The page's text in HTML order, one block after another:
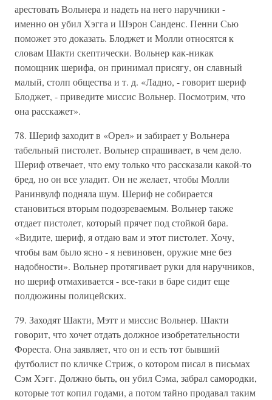
арестовать Вольнера и надеть на него наручники -
именно он убил Хэгга и Шэрон Санденс. Пенни Сью
поможет это доказать. Блоджет и Молли относятся к
словам Шакти скептически. Вольнер как-никак
помощник шерифа, он принимал присягу, он славный
малый, столп общества и т. д. «Ладно, - говорит шериф
Блоджет, - приведите миссис Вольнер. Посмотрим, что
она расскажет».
78. Шериф заходит в «Орел» и забирает у Вольнера
табельный пистолет. Вольнер спрашивает, в чем дело.
Шериф отвечает, что ему только что рассказали какой-то
бред, но он все уладит. Он не желает, чтобы Молли
Ранинвулф подняла шум. Шериф не собирается
становиться вторым подозреваемым. Вольнер также
отдает пистолет, который прячет под стойкой бара.
«Видите, шериф, я отдаю вам и этот пистолет. Хочу,
чтобы вам было ясно - я невиновен, оружие мне без
надобности». Вольнер протягивает руки для наручников,
но шериф отмахивается - все-таки в баре сидит еще
полдюжины полицейских.
79. Заходят Шакти, Мэтт и миссис Вольнер. Шакти
говорит, что хочет отдать должное изобретательности
Фореста. Она заявляет, что он и есть тот бывший
футболист по кличке Стриж, о котором писал в письмах
Сэм Хэгг. Должно быть, он убил Сэма, забрал самородки,
которые тот копил годами, а потом тайно продавал таким